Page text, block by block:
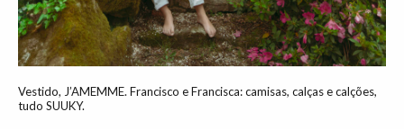
Vestido, J’AMEMME. Francisco e Francisca: camisas, calças e calções,
tudo SUUKY.